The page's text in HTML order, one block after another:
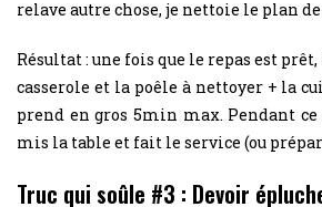
relave autre chose, je nettoie le plan
Résultat : une fois que le repas est
casserole et la poêle à nettoyer + la
prend en gros 5min max. Pendant
mis la table et fait le service (ou
Truc qui soûle #3 : Devoir